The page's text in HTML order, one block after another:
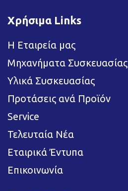
Χρήσιμα Links
Η Εταιρεία μας
Μηχανήματα Συσκευασίας
Υλικά Συσκευασίας
Προτάσεις ανά Προϊόν
Service
Τελευταία Νέα
Εταιρικά Έντυπα
Επικοινωνία